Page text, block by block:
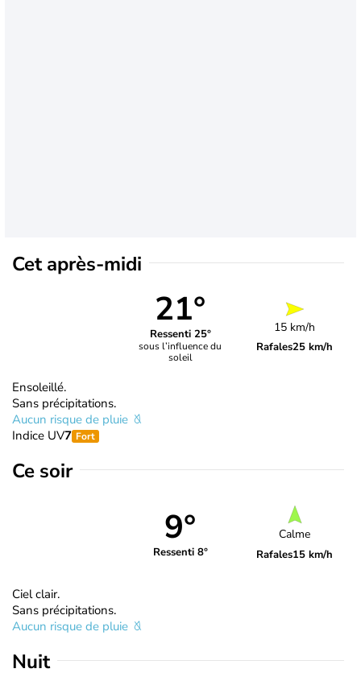
Cet après-midi
21°
Ressenti 25°
sous l’influence du
soleil
15 km/h
Rafales25 km/h
Ensoleillé.
Sans précipitations.
Aucun risque de pluie
Indice UV7 Fort
Ce soir
9°
Ressenti 8°
Calme
Rafales15 km/h
Ciel clair.
Sans précipitations.
Aucun risque de pluie
Nuit